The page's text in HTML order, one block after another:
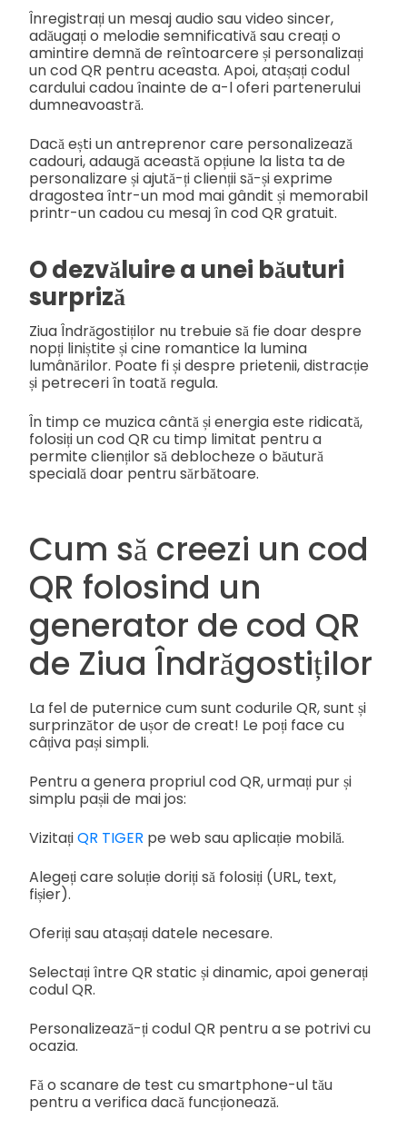
Înregistrați un mesaj audio sau video sincer,
adăugați o melodie semnificativă sau creați o
amintire demnă de reîntoarcere și personalizați
un cod QR pentru aceasta. Apoi, atașați codul
cardului cadou înainte de a-l oferi partenerului
dumneavoastră.
Dacă ești un antreprenor care personalizează
cadouri, adaugă această opțiune la lista ta de
personalizare și ajută-ți clienții să-și exprime
dragostea într-un mod mai gândit și memorabil
printr-un cadou cu mesaj în cod QR gratuit.
O dezvăluire a unei băuturi
surpriză
Ziua Îndrăgostiților nu trebuie să fie doar despre
nopți liniștite și cine romantice la lumina
lumânărilor. Poate fi și despre prietenii, distracție
și petreceri în toată regula.
În timp ce muzica cântă și energia este ridicată,
folosiți un cod QR cu timp limitat pentru a
permite clienților să deblocheze o băutură
specială doar pentru sărbătoare.
Cum să creezi un cod
QR folosind un
generator de cod QR
de Ziua Îndrăgostiților
La fel de puternice cum sunt codurile QR, sunt și
surprinzător de ușor de creat! Le poți face cu
câțiva pași simpli.
Pentru a genera propriul cod QR, urmați pur și
simplu pașii de mai jos:
VizitațiQR TIGER pe web sau aplicație mobilă.
Alegeți care soluție doriți să folosiți (URL, text,
fișier).
Oferiți sau atașați datele necesare.
Selectați între QR static și dinamic, apoi generați
codul QR.
Personalizează-ți codul QR pentru a se potrivi cu
ocazia.
Fă o scanare de test cu smartphone-ul tău
pentru a verifica dacă funcționează.